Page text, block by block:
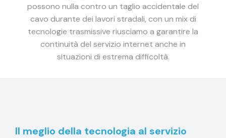
possono nulla contro un taglio accidentale del
cavo durante dei lavori stradali, con un mix di
tecnologie trasmissive riusciamo a garantire la
continuità del servizio internet anche in
situazioni di estrema difficoltà.
Il meglio della tecnologia al servizio